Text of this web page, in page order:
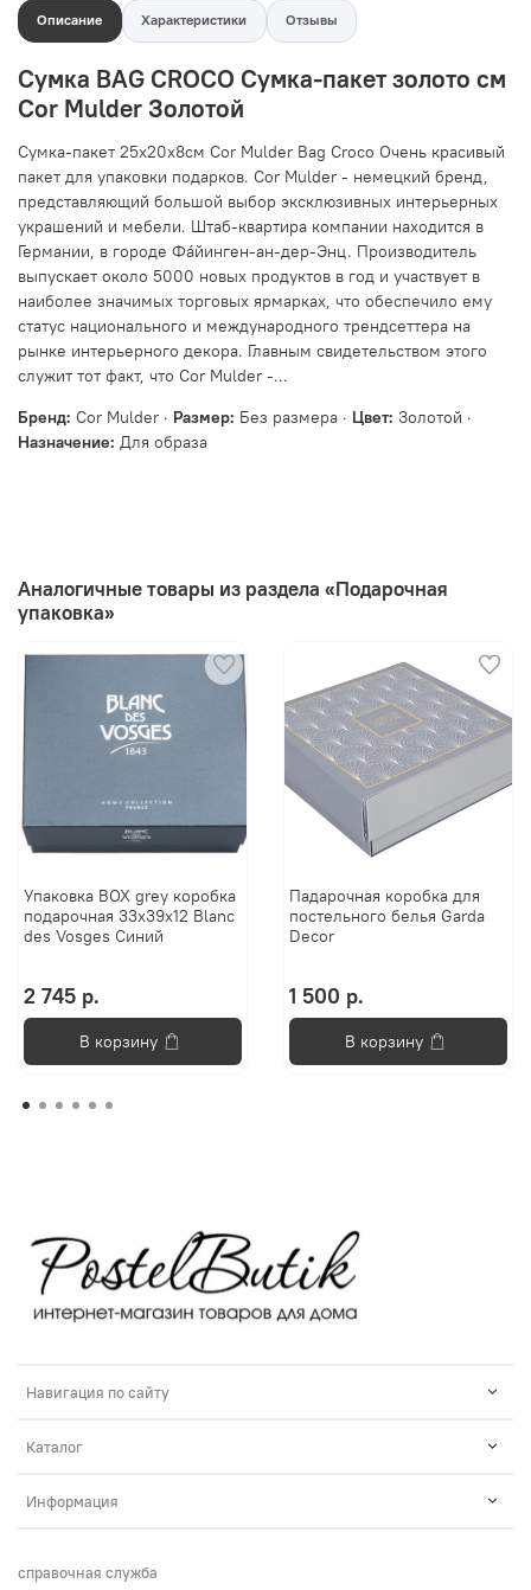
Описание Характеристики Отзывы
Сумка BAG CROCO Сумка-пакет золото см
Cor Mulder Золотой
Сумка-пакет 25x20x8см Cor Mulder Bag Croco Очень красивый
пакет для упаковки подарков. Cor Mulder - немецкий бренд,
представляющий большой выбор эксклюзивных интерьерных
украшений и мебели. Штаб-квартира компании находится в
Германии, в городе Фа́йинген-ан-дер-Энц. Производитель
выпускает около 5000 новых продуктов в год и участвует в
наиболее значимых торговых ярмарках, что обеспечило ему
статус национального и международного трендсеттера на
рынке интерьерного декора. Главным свидетельством этого
служит тот факт, что Cor Mulder -...
Бренд: Cor Mulder · Размер: Без размера · Цвет: Золотой ·
Назначение: Для образа
Аналогичные товары из раздела «Подарочная
упаковка»
Упаковка BOX grey коробка
подарочная 33х39х12 Blanc
des Vosges Синий
2 745 р.
В корзину
Падарочная коробка для
постельного белья Garda
Decor
1 500 р.
В корзину
Навигация по сайту
Каталог
Информация
справочная служба